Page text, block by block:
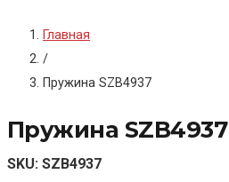
Главная
/
Пружина SZB4937
Пружина SZB4937
SKU: SZB4937